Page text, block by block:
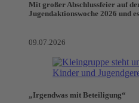
Mit großer Abschlussfeier auf
Jugendaktionswoche 2026 und
09.07.2026
„Irgendwas mit Beteiligung“